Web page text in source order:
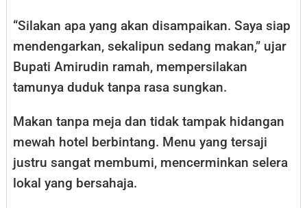
“Silakan apa yang akan disampaikan. Saya siap
mendengarkan, sekalipun sedang makan,” ujar
Bupati Amirudin ramah, mempersilakan
tamunya duduk tanpa rasa sungkan.
Makan tanpa meja dan tidak tampak hidangan
mewah hotel berbintang. Menu yang tersaji
justru sangat membumi, mencerminkan selera
lokal yang bersahaja.